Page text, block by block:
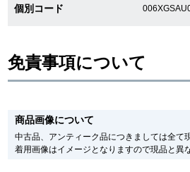
商品画像について
中古品、アンティーク品につきましては全て
着用画像はイメージとなりますので現品と異
個別コード
免責事項について
メーカー保護シールの有無に個体差がございま
また、メーカーにてマイナーチェンジがなされ
の仕様で販売させていただきますので予めご了
尚、中古品、アンティーク品につきましては現